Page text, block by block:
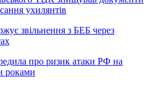
ухилянтів
звільнення з БЕБ через
про ризик атаки РФ на